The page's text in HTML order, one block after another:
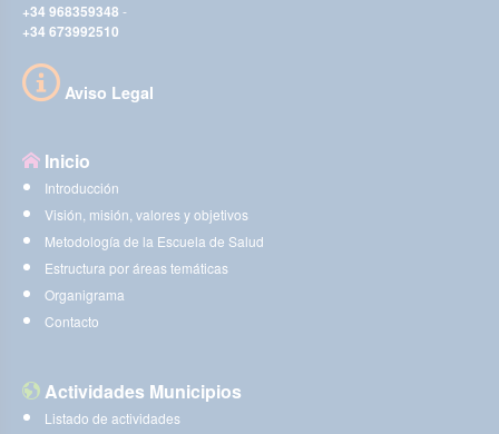
+34 968359348 -
+34 673992510
Aviso Legal
Inicio
Introducción
Visión, misión, valores y objetivos
Metodología de la Escuela de Salud
Estructura por áreas temáticas
Organigrama
Contacto
Actividades Municipios
Listado de actividades